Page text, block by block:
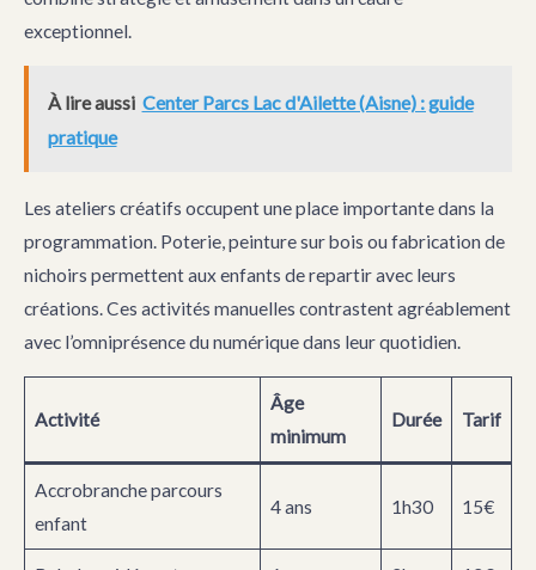
exceptionnel.
À lire aussi Center Parcs Lac d'Ailette (Aisne) : guide
pratique
Les ateliers créatifs occupent une place importante dans la
programmation. Poterie, peinture sur bois ou fabrication de
nichoirs permettent aux enfants de repartir avec leurs
créations. Ces activités manuelles contrastent agréablement
avec l’omniprésence du numérique dans leur quotidien.
Activité
Âge
minimum
Durée Tarif
Accrobranche parcours
enfant
4 ans 1h30 15€